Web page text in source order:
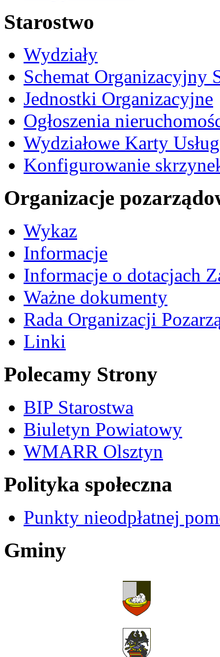
Starostwo
Wydziały
Schemat Organizacyjny
Jednostki Organizacyjne
Ogłoszenia
Wydziałowe Karty Usług
Konfigurowanie
Organizacje
Wykaz
Informacje
Informacje o dotacjach
Ważne dokumenty
Rada Organizacji
Linki
Polecamy Strony
BIP Starostwa
Biuletyn Powiatowy
WMARR Olsztyn
Polityka społeczna
Punkty nieodpłatnej
Gminy